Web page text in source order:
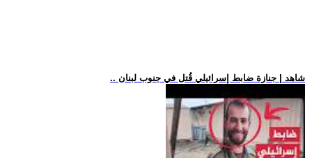
.. شاهد | جنازة ضابط إسرائيلي قُتل في جنوب لبنان